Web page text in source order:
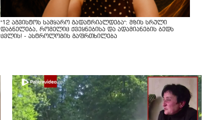
"12 აგვისტოს სამყარო გადატრიალდება": მზის სრული
დაბნელება, რომელიც ქვეყნებისა და ადამიანების ბედს
ცვლის! - ასტროლოგის გაფრთხილება